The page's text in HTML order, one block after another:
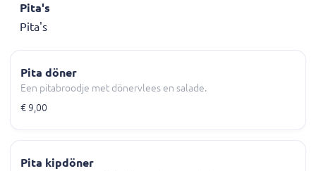
Pita's
Pita's
Pita döner
Een pitabroodje met dönervlees en salade.
€ 9,00
Pita kipdöner